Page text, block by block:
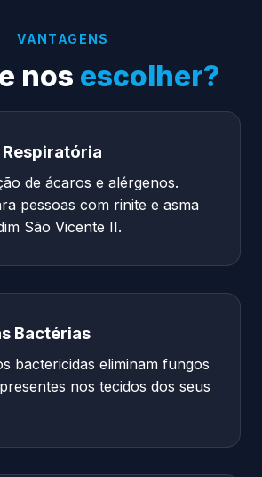
VANTAGENS
nos escolher?
Respiratória
de ácaros e alérgenos.
pessoas com rinite e asma
São Vicente II.
Bactérias
bactericidas eliminam fungos
nos tecidos dos seus